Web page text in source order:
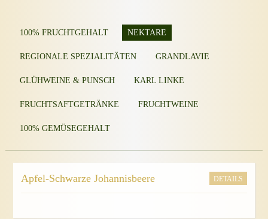
100% FRUCHTGEHALT NEKTARE
REGIONALE SPEZIALITÄTEN GRANDLAVIE
GLÜHWEINE & PUNSCH KARL LINKE
FRUCHTSAFTGETRÄNKE FRUCHTWEINE
100% GEMÜSEGEHALT
Apfel-Schwarze Johannisbeere DETAILS